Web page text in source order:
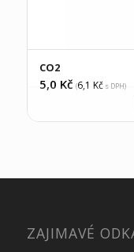
CO2
5,0 Kč (6,1 Kčs DPH)
ZAJIMAVÉ